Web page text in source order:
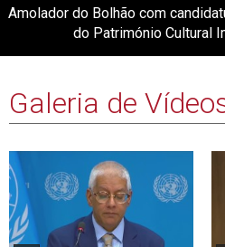
Amolador do Bolhão com
do Património Cultural
Galeria de